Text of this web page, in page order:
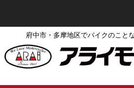
府中市・多摩地区でバイクのこと